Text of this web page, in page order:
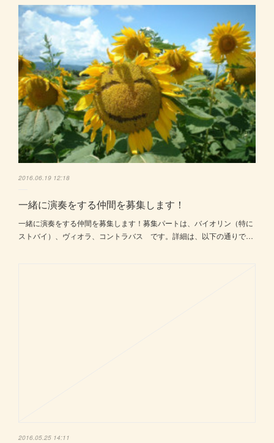
2016.06.19 12:18
一緒に演奏をする仲間を募集します！
一緒に演奏をする仲間を募集します！募集パートは、バイオリン（特に
ストバイ）、ヴィオラ、コントラバス です。詳細は、以下の通りで…
2016.05.25 14:11